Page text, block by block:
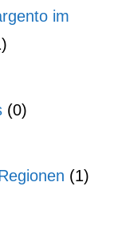
im
(0)
(1)